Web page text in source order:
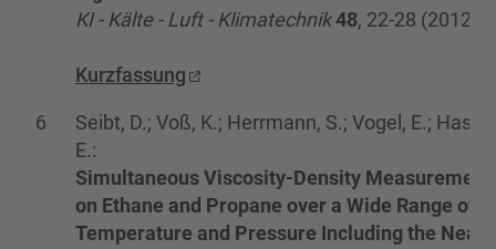
KI - Kälte - Luft - Klimatechnik48, 22-28 (2012).
Kurzfassung
6
Seibt, D.; Voß, K.; Herrmann, S.; Vogel, E.;
E.:
Simultaneous Viscosity-Density
on Ethane and Propane over a Wide Range of
Temperature and Pressure Including the Near-